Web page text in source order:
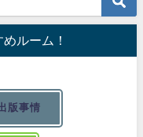
ルーム！
版事情